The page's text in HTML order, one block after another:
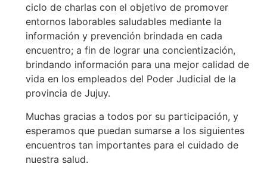
ciclo de charlas con el objetivo de promover
entornos laborables saludables mediante la
información y prevención brindada en cada
encuentro; a fin de lograr una concientización,
brindando información para una mejor calidad de
vida en los empleados del Poder Judicial de la
provincia de Jujuy.
Muchas gracias a todos por su participación, y
esperamos que puedan sumarse a los siguientes
encuentros tan importantes para el cuidado de
nuestra salud.